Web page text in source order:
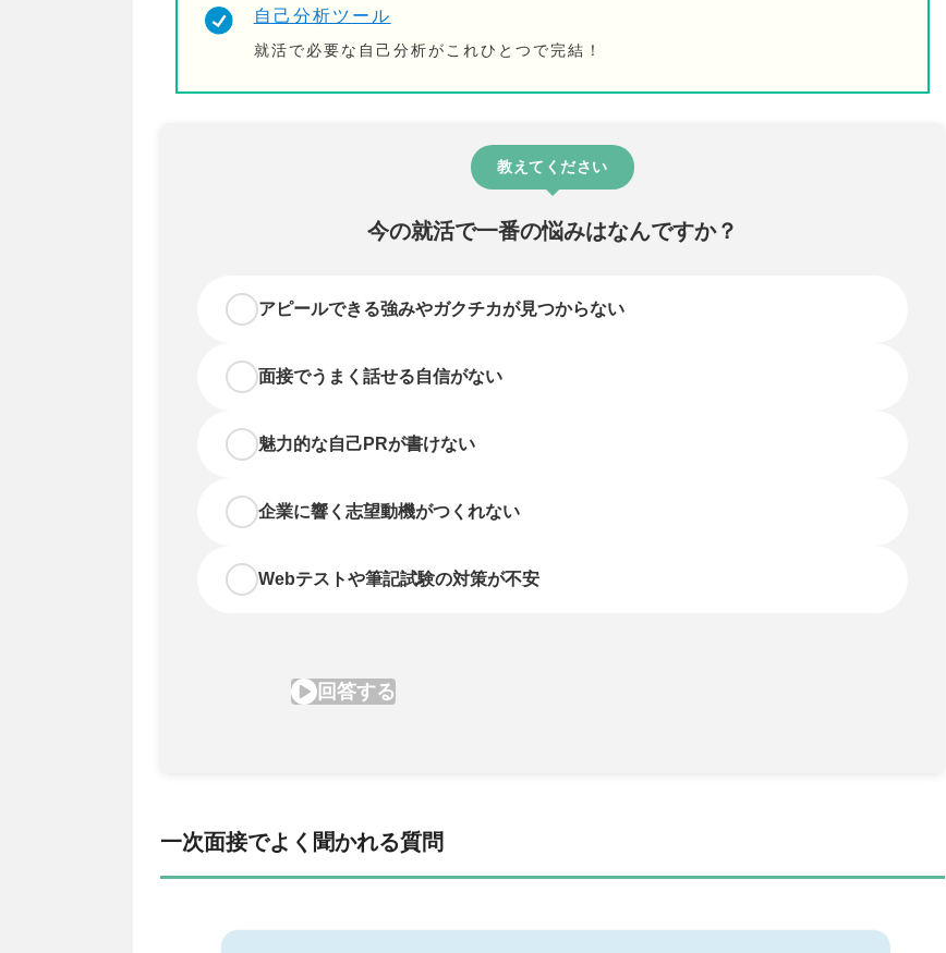
自己分析ツール
就活で必要な自己分析がこれひとつで完結！
一次面接でよく聞かれる質問